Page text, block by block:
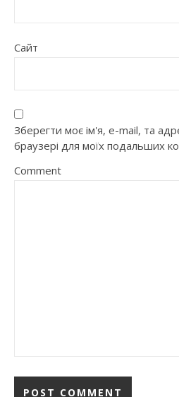
Сайт
Зберегти моє ім'я, e-mail, та
браузері для моїх подальших
Comment